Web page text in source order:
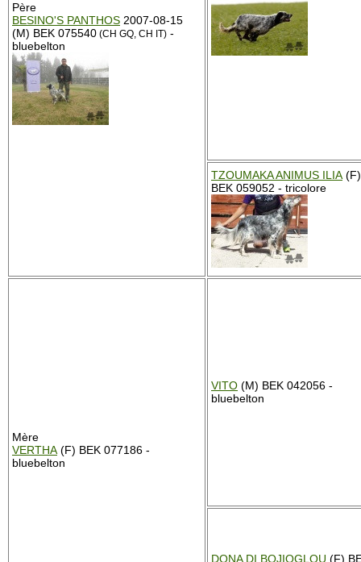
Père
BESINO'S PANTHOS 2007-08-15
(M) BEK 075540 (CH GQ, CH IT) -
bluebelton
TZOUMAKA ANIMUS ILIA (F)
BEK 059052 - tricolore
Mère
VERTHA (F) BEK 077186 -
bluebelton
VITO (M) BEK 042056 -
bluebelton
DONA DI BOJIOGLOU (F)